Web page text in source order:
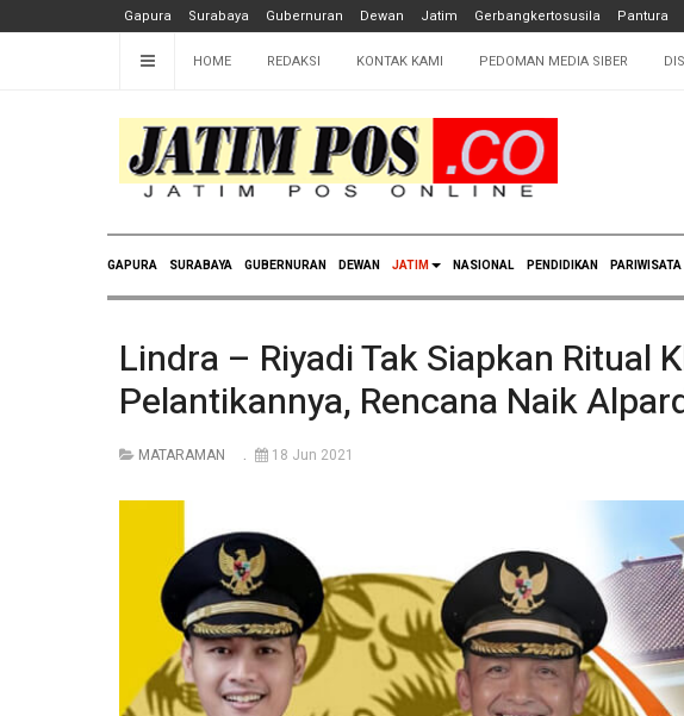
Gapura Surabaya Gubernuran Dewan Jatim Gerbangkertosusila Pantura
HOME REDAKSI KONTAK KAMI PEDOMAN MEDIA SIBER
GAPURA SURABAYA GUBERNURAN DEWAN JATIM NASIONAL PENDIDIKAN PARIWISATA
Lindra – Riyadi Tak Siapkan Ritual
Pelantikannya, Rencana Naik
MATARAMAN 18 Jun 2021